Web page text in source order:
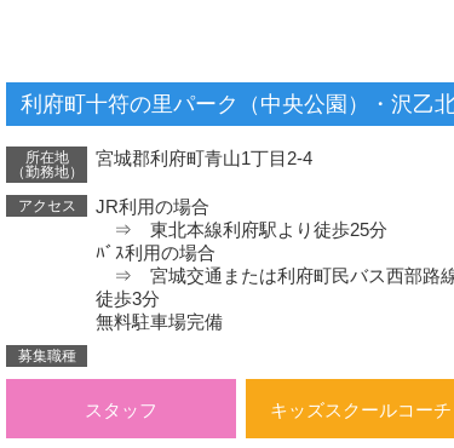
利府町十符の里パーク（中央公園）・沢乙
所在地
（勤務地）
宮城郡利府町青山1丁目2-4
アクセス
JR利用の場合
⇒ 東北本線利府駅より徒歩25分
ﾊﾞｽ利用の場合
⇒ 宮城交通または利府町民バス西部路
徒歩3分
無料駐車場完備
募集職種
スタッフ キッズスクールコーチ